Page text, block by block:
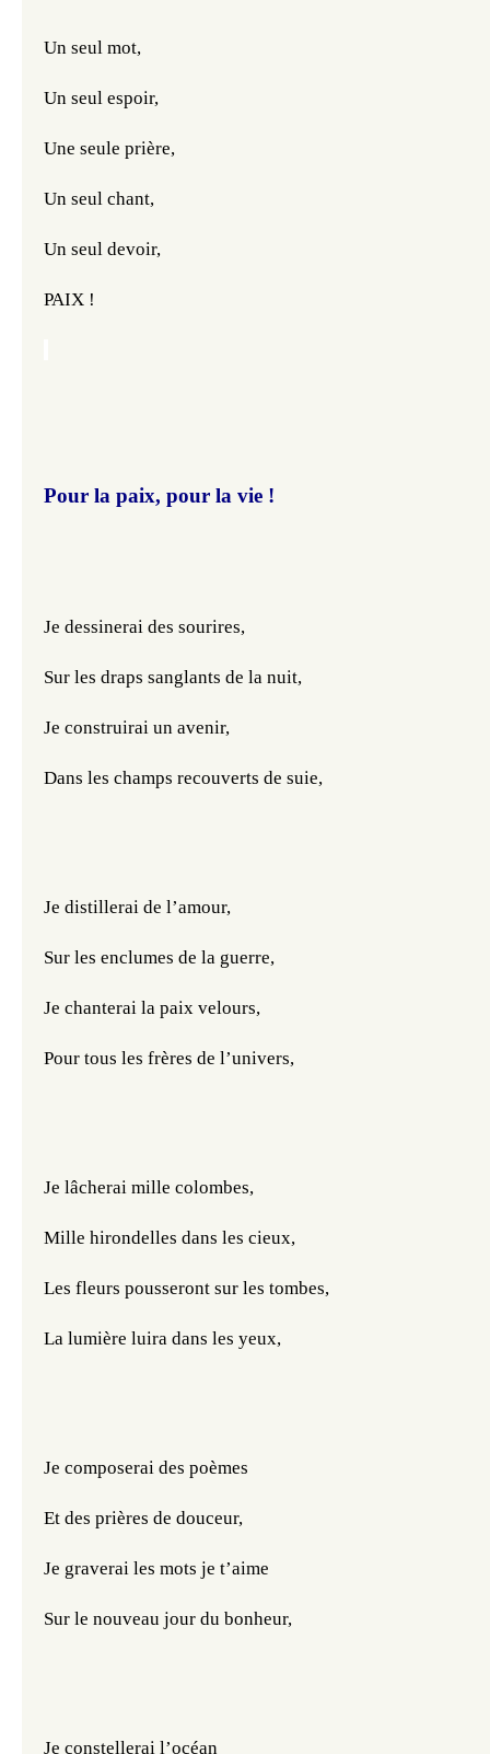
Un seul mot,
Un seul espoir,
Une seule prière,
Un seul chant,
Un seul devoir,
PAIX !
Pour la paix, pour la vie !
Je dessinerai des sourires,
Sur les draps sanglants de la nuit,
Je construirai un avenir,
Dans les champs recouverts de suie,
Je distillerai de l’amour,
Sur les enclumes de la guerre,
Je chanterai la paix velours,
Pour tous les frères de l’univers,
Je lâcherai mille colombes,
Mille hirondelles dans les cieux,
Les fleurs pousseront sur les tombes,
La lumière luira dans les yeux,
Je composerai des poèmes
Et des prières de douceur,
Je graverai les mots je t’aime
Sur le nouveau jour du bonheur,
Je constellerai l’océan